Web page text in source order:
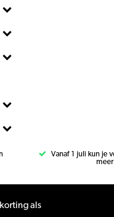
Vanaf 1 juli kun je
als